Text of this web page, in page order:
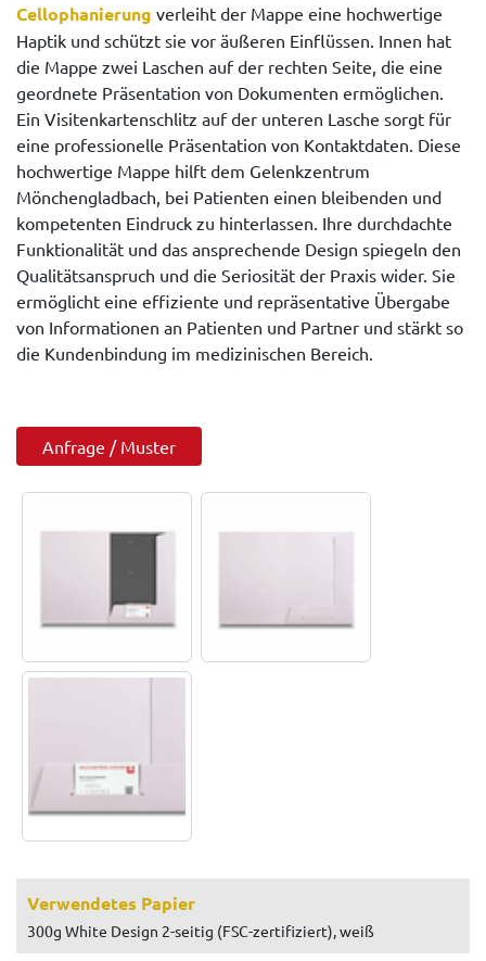
Cellophanierung verleiht der Mappe eine hochwertige
Haptik und schützt sie vor äußeren Einflüssen. Innen hat
die Mappe zwei Laschen auf der rechten Seite, die eine
geordnete Präsentation von Dokumenten ermöglichen.
Ein Visitenkartenschlitz auf der unteren Lasche sorgt für
eine professionelle Präsentation von Kontaktdaten. Diese
hochwertige Mappe hilft dem Gelenkzentrum
Mönchengladbach, bei Patienten einen bleibenden und
kompetenten Eindruck zu hinterlassen. Ihre durchdachte
Funktionalität und das ansprechende Design spiegeln den
Qualitätsanspruch und die Seriosität der Praxis wider. Sie
ermöglicht eine effiziente und repräsentative Übergabe
von Informationen an Patienten und Partner und stärkt so
die Kundenbindung im medizinischen Bereich.
Anfrage / Muster
Verwendetes Papier
300g White Design 2-seitig (FSC-zertifiziert), weiß